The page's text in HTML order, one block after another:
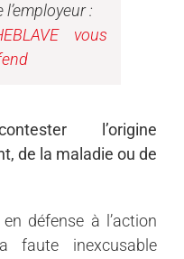
:
vous
l’origine
de la maladie ou de
défense à l’action
faute inexcusable